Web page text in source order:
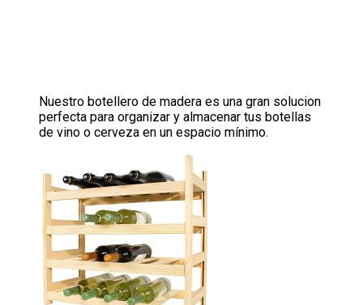
Nuestro botellero de madera es una gran solucion
perfecta para organizar y almacenar tus botellas
de vino o cerveza en un espacio mínimo.